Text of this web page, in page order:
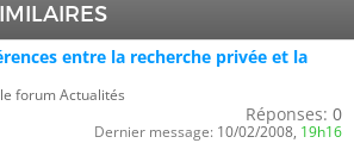
entre la recherche privée et la
forum Actualités
Réponses: 0
Dernier message: 10/02/2008, 19h16